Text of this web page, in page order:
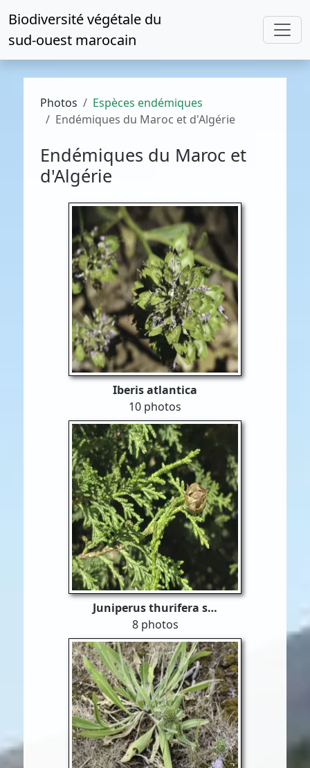
Biodiversité végétale du
sud-ouest marocain
Photos
Espèces endémiques
Endémiques du Maroc et d'Algérie
Endémiques du Maroc et
d'Algérie
Iberis atlantica
10 photos
Juniperus thurifera s…
8 photos